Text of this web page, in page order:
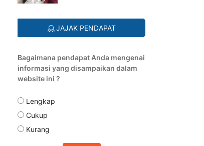
JAJAK PENDAPAT
Bagaimana pendapat Anda mengenai
informasi yang disampaikan dalam
website ini ?
Lengkap
Cukup
Kurang